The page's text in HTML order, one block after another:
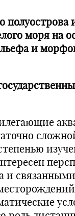
моря на
и
и